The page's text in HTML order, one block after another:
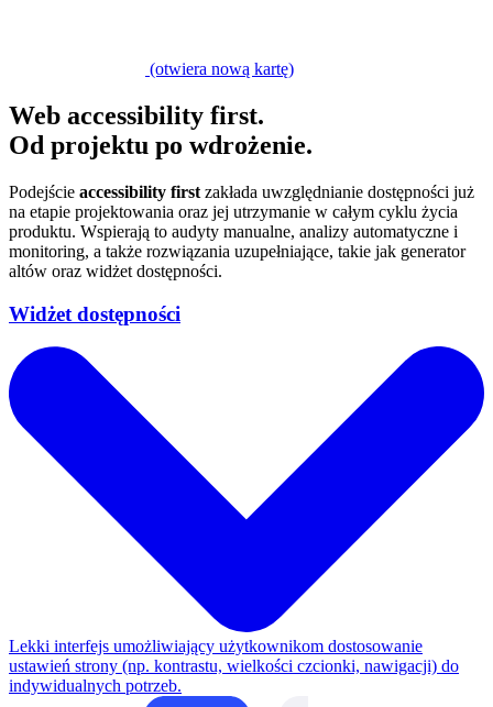
(otwiera nową kartę)
Web accessibility first.
Od projektu po wdrożenie.
Podejście accessibility first zakłada uwzględnianie dostępności już
na etapie projektowania oraz jej utrzymanie w całym cyklu życia
produktu. Wspierają to audyty manualne, analizy automatyczne i
monitoring, a także rozwiązania uzupełniające, takie jak generator
altów oraz widżet dostępności.
Widżet dostępności
Lekki interfejs umożliwiający użytkownikom dostosowanie
ustawień strony (np. kontrastu, wielkości czcionki, nawigacji) do
indywidualnych potrzeb.